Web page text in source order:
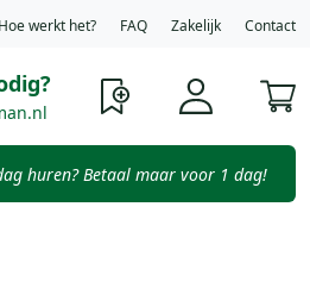
Hoe werkt het? FAQ Zakelijk Contact
huren? Betaal maar voor 1 dag!